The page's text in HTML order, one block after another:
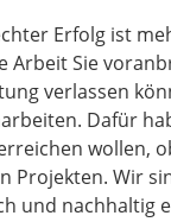
Erfolg ist
Arbeit Sie
verlassen
Dafür
wollen,
Projekten. Wir
und nachhaltig